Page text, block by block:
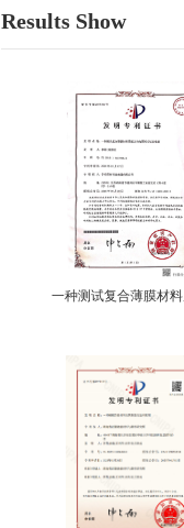
Results Show
一种测试复合薄膜材